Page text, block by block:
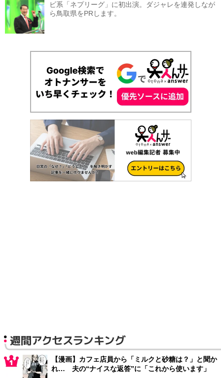
ビ系「ネプリーグ」に初出演。ダジャレを連発しなが
ら鳥取県をPRします。
週間アクセスランキング
【漫画】カフェ店員から「ミルクと砂糖は？」と聞か
れ… 夫の“ナイスな返答”に「これから使います」